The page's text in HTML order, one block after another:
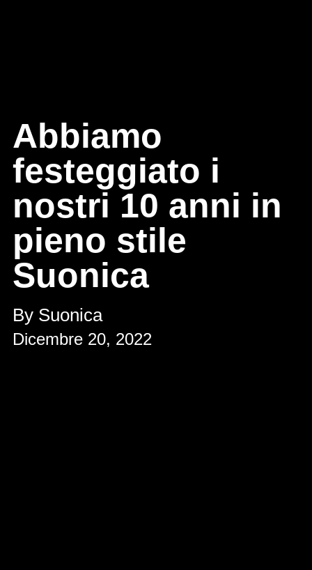
Abbiamo
festeggiato i
nostri 10 anni in
pieno stile
Suonica
By Suonica
Dicembre 20, 2022